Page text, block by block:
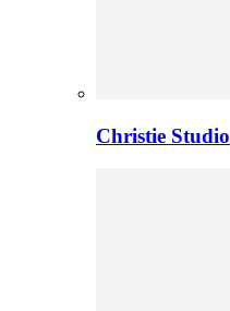
Christie Studio